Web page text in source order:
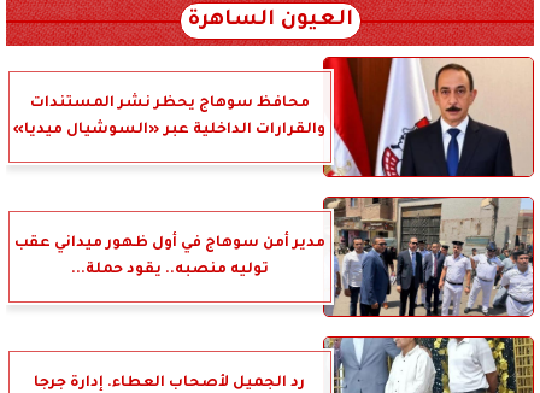
العيون الساهرة
محافظ سوهاج يحظر نشر المستندات
والقرارات الداخلية عبر «السوشيال ميديا»
مدير أمن سوهاج في أول ظهور ميداني عقب
توليه منصبه.. يقود حملة...
رد الجميل لأصحاب العطاء. إدارة جرجا